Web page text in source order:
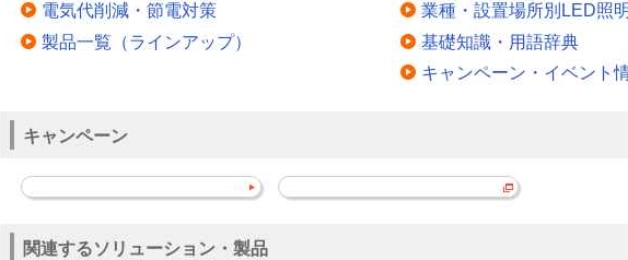
電気代削減・節電対策
製品一覧（ラインアップ）
業種・設置場所別LED照明
基礎知識・用語辞典
キャンペーン・イベント
キャンペーン
関連するソリューション・製品